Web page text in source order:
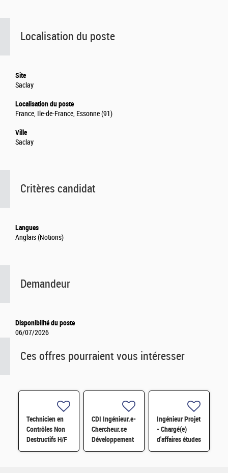
Localisation du poste
Site
Saclay
Localisation du poste
France, Ile-de-France, Essonne (91)
Ville
Saclay
Critères candidat
Langues
Anglais (Notions)
Demandeur
Disponibilité du poste
06/07/2026
Ces offres pourraient vous intéresser
Technicien en
Contrôles Non
Destructifs H/F
CDI Ingénieur.e-
Chercheur.se
Développement
pour TRIO-MC
Ingénieur Projet
- Chargé(e)
d'affaires études
et travaux STEL